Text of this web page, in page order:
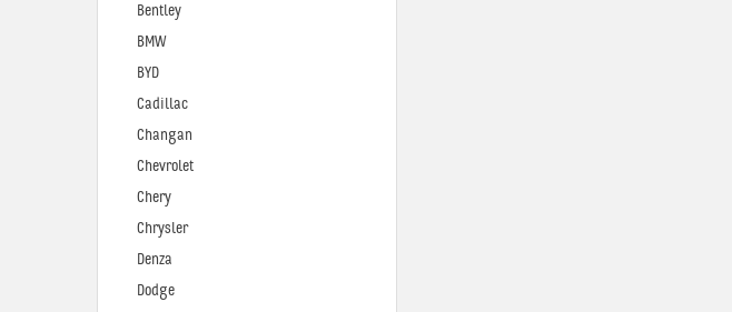
Bentley
BMW
BYD
Cadillac
Changan
Chevrolet
Chery
Chrysler
Denza
Dodge